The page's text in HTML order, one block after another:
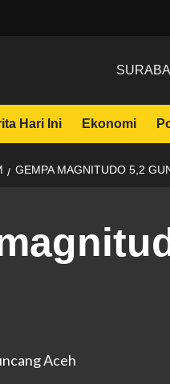
Hari Ini Ekonomi
GEMPA MAGNITUDO 5,2